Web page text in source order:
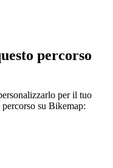
percorso
per il tuo
su Bikemap: